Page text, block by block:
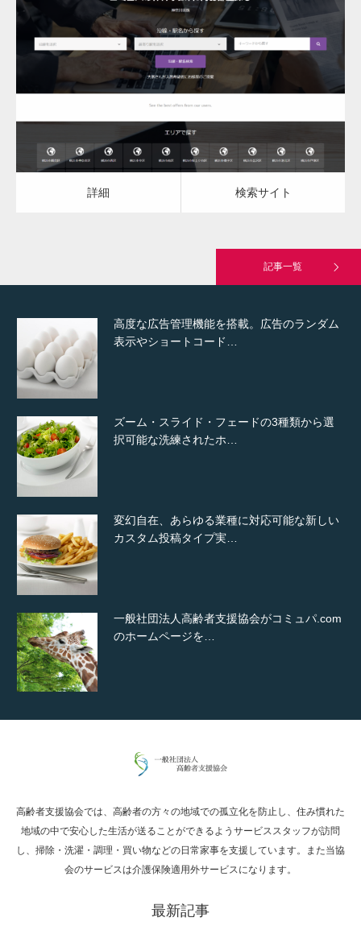
更新日： 2023.03.08
介護付き有料老人ホーム
詳細 検索サイト
詳細 検索サイト
記事一覧
通常投稿
Hello world!
高度な広告管理機能を搭載。広告のランダム
表示やショートコード…
ズーム・スライド・フェードの3種類から選
択可能な洗練されたホ…
変幻自在、あらゆる業種に対応可能な新しい
カスタム投稿タイプ実…
一般社団法人高齢者支援協会がコミュパ.com
のホームページを…
通常投稿
Hello world!
究極的に実用性を重視した「フッターバー」
高齢者支援協会では、高齢者の方々の地域での孤立化を防止し、住み慣れた
地域の中で安心した生活が送ることができるようサービススタッフが訪問
し、掃除・洗濯・調理・買い物などの日常家事を支援しています。また当協
会のサービスは介護保険適用外サービスになります。
最新記事